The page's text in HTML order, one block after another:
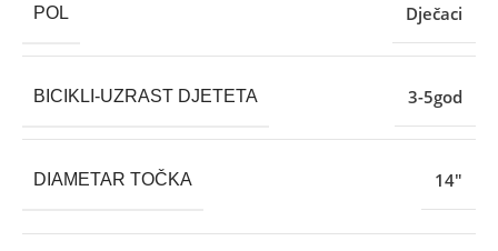
POL Dječaci
BICIKLI-UZRAST DJETETA 3-5god
DIAMETAR TOČKA 14″